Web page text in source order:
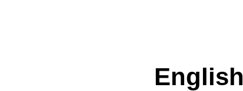
English